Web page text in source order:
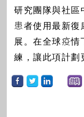
研究團隊與社區
患者使用最新復
展。在全球疫情
練，讓此項計劃